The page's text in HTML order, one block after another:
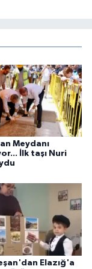
Meydanı
İlk taşı Nuri
Elazığ'a